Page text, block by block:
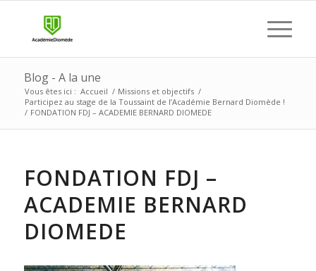
Blog - A la une
Vous êtes ici : Accueil / Missions et objectifs /
Participez au stage de la Toussaint de l’Académie Bernard Diomède !
/ FONDATION FDJ – ACADEMIE BERNARD DIOMEDE
FONDATION FDJ –
ACADEMIE BERNARD
DIOMEDE